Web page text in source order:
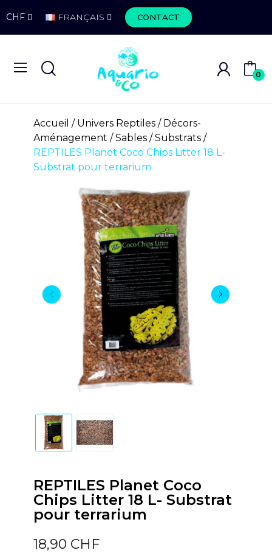
CHF FRANÇAIS CONTACT
0
Accueil Univers Reptiles
Décors-
Aménagement
Sables / Substrats
REPTILES Planet Coco Chips Litter 18 L-
Substrat pour terrarium
REPTILES Planet Coco
Chips Litter 18 L- Substrat
pour terrarium
18,90 CHF